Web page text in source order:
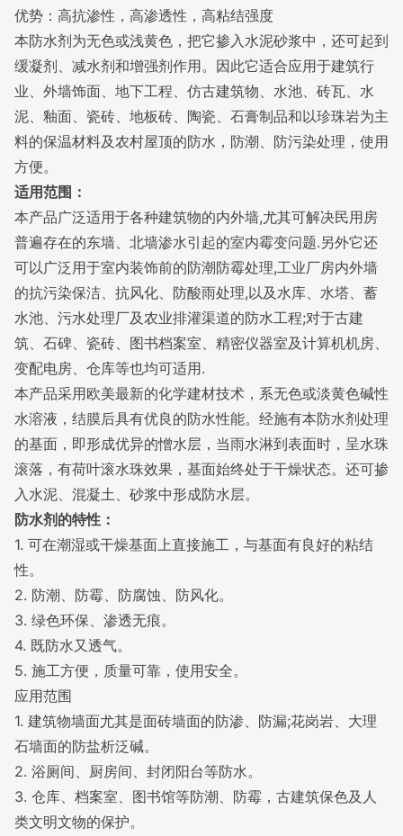
优势：高抗渗性，高渗透性，高粘结强度
本防水剂为无色或浅黄色，把它掺入 水泥砂浆中，还可起到
缓凝剂
减水剂和增强剂作用。因此它适合应用于建筑行
业、外墙饰面、地下工程、仿古建筑物、水池、砖瓦、水
泥、釉面、 瓷砖 地板砖 、陶瓷、石膏制品和以珍珠岩为主
料的保温材料及农村屋顶的防水，防潮、防污染处理，使用
方便。
适用范围：
本产品广泛适用于各种建筑物的内外墙,尤其可解决民用房
普遍存在的东墙、北墙渗水引起的室内霉变问题.另外它还
可以广泛用于室内装饰前的防潮防霉处理,工业厂房内外墙
的抗污染保洁、抗风化、防酸雨处理,以及水库、水塔、蓄
水池、污水处理厂及农业排灌渠道的防水工程;对于古建
筑、石碑、瓷砖、图书档案室、精密仪器室及计算机机房、
变配电房、仓库等也均可适用.
本产品采用欧美最新的化学建材技术，系无色或淡黄色碱性
水溶液，结膜后具有优良的防水性能。经施有本防水剂处理
的基面，即形成优异的憎水层，当雨水淋到表面时，呈水珠
滚落，有荷叶滚水珠效果，基面始终处于干燥状态。还可掺
入水泥、混凝土、砂浆中形成防水层。
防水剂的特性：
1. 可在潮湿或干燥基面上直接施工，与基面有良好的粘结
性。
2. 防潮、防霉、防腐蚀、防风化。
3. 绿色环保、渗透无痕。
4. 既防水又透气。
5. 施工方便，质量可靠，使用安全。
应用范围
1. 建筑物墙面尤其是面砖墙面的防渗、防漏;花岗岩、大理
石墙面的防盐析泛碱。
2. 浴厕间、厨房间、封闭阳台等防水。
3. 仓库、档案室、图书馆等防潮、防霉，古建筑保色及人
类文明文物的保护。